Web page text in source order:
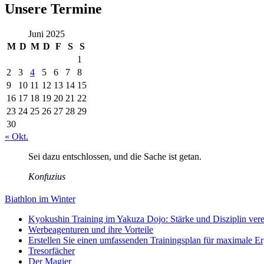
Unsere Termine
Juni 2025
M D M D F S
S
1
2
3 4 5 6 7
8
9
10 11 12 13 14 15
16 17 18 19 20 21 22
23 24 25 26 27 28 29
30
« Okt.
Sei dazu entschlossen, und die Sache ist getan.
Konfuzius
Biathlon im Winter
Kyokushin Training im Yakuza Dojo: Stärke und Disziplin
Werbeagenturen und ihre Vorteile
Erstellen Sie einen umfassenden Trainingsplan für maximale
Tresorfächer
Der Magier